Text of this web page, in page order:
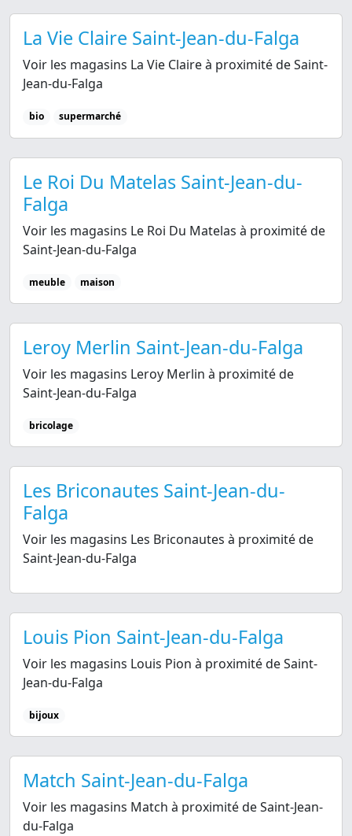
La Vie Claire Saint-Jean-du-Falga
Voir les magasins La Vie Claire à proximité de Saint-
Jean-du-Falga
bio supermarché
Le Roi Du Matelas Saint-Jean-du-
Falga
Voir les magasins Le Roi Du Matelas à proximité de
Saint-Jean-du-Falga
meuble maison
Leroy Merlin Saint-Jean-du-Falga
Voir les magasins Leroy Merlin à proximité de
Saint-Jean-du-Falga
bricolage
Les Briconautes Saint-Jean-du-
Falga
Voir les magasins Les Briconautes à proximité de
Saint-Jean-du-Falga
Louis Pion Saint-Jean-du-Falga
Voir les magasins Louis Pion à proximité de Saint-
Jean-du-Falga
bijoux
Match Saint-Jean-du-Falga
Voir les magasins Match à proximité de Saint-Jean-
du-Falga